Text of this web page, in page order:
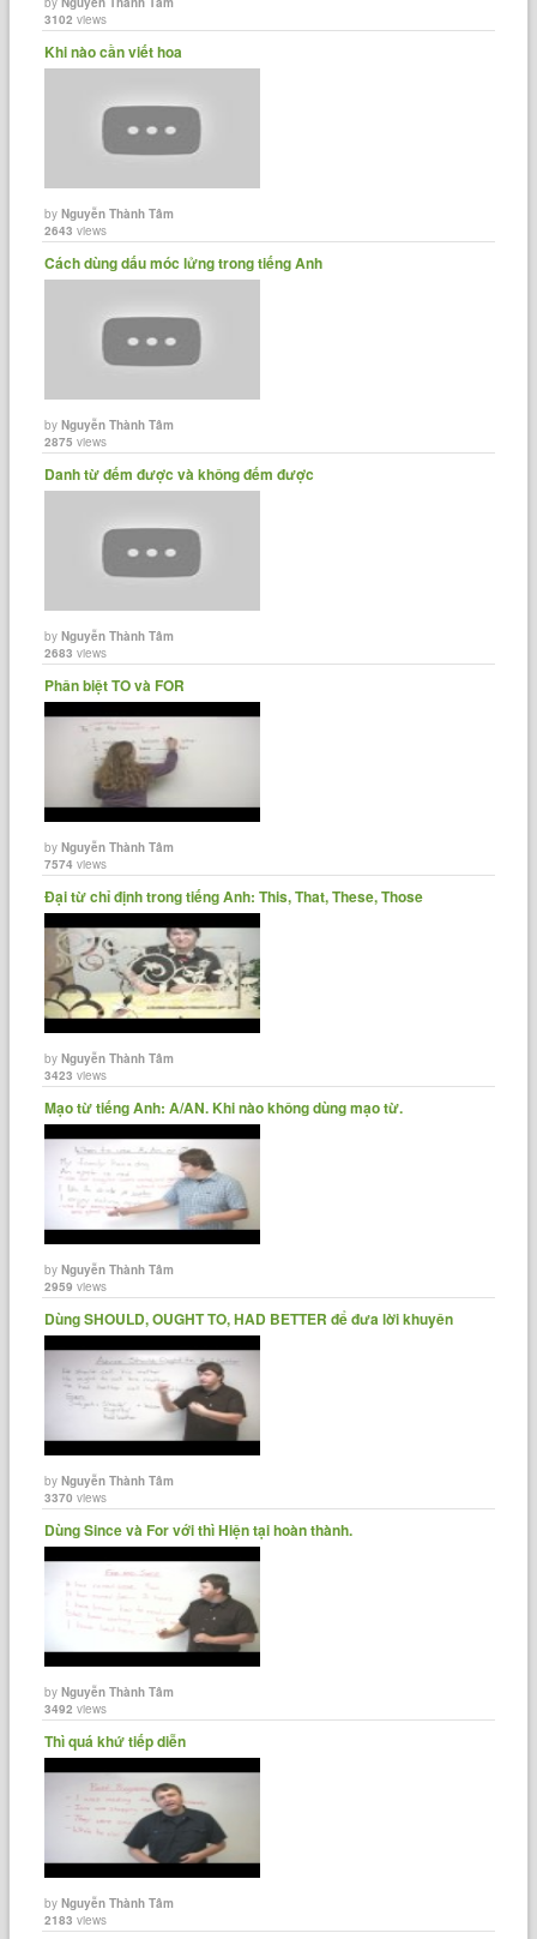
3102 views
Khi nào cần viết hoa
byNguyễn Thành Tâm
2643 views
Cách dùng dấu móc lửng trong tiếng Anh
byNguyễn Thành Tâm
2875 views
Danh từ đếm được và không đếm được
byNguyễn Thành Tâm
2683 views
Phân biệt TO và FOR
byNguyễn Thành Tâm
7574 views
Đại từ chỉ định trong tiếng Anh: This, That, These, Those
byNguyễn Thành Tâm
3423 views
Mạo từ tiếng Anh: A/AN. Khi nào không dùng mạo từ.
byNguyễn Thành Tâm
2959 views
Dùng SHOULD, OUGHT TO, HAD BETTER để đưa lời khuyên
byNguyễn Thành Tâm
3370 views
Dùng Since và For với thì Hiện tại hoàn thành.
byNguyễn Thành Tâm
3492 views
Thì quá khứ tiếp diễn
byNguyễn Thành Tâm
2183 views